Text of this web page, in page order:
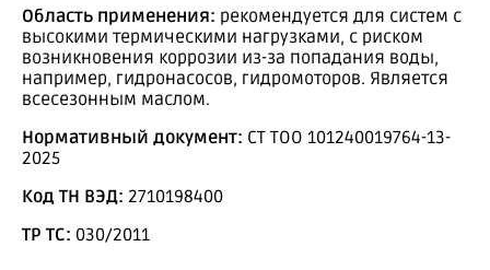
Область применения: рекомендуется для систем с
высокими термическими нагрузками, с риском
возникновения коррозии из-за попадания воды,
например, гидронасосов, гидромоторов. Является
всесезонным маслом.
Нормативный документ: СТ ТОО 101240019764-13-
2025
Код ТН ВЭД: 2710198400
ТР ТС: 030/2011